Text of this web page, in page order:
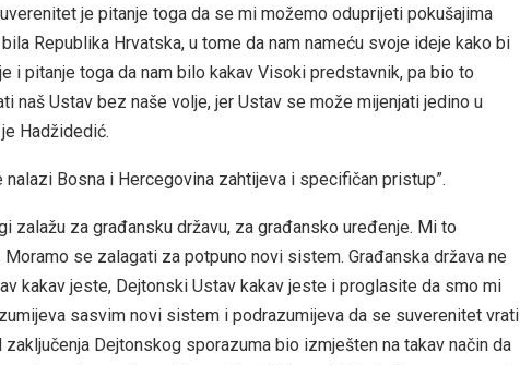
je pitanje toga da se mi možemo oduprijeti pokušajima
Republika Hrvatska, u tome da nam nameću svoje ideje kako bi
i pitanje toga da nam bilo kakav Visoki predstavnik, pa bio to
naš Ustav bez naše volje, jer Ustav se može mijenjati jedino u
Hadžidedić.
Bosna i Hercegovina zahtijeva i specifičan pristup”.
zalažu za građansku državu, za građansko uređenje. Mi to
se zalagati za potpuno novi sistem. Građanska država ne
kakav jeste, Dejtonski Ustav kakav jeste i proglasite da smo mi
sasvim novi sistem i podrazumijeva da se suverenitet vrati
Dejtonskog sporazuma bio izmješten na takav način da